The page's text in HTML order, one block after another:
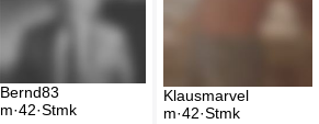
Bernd83
m·42·Stmk
Klausmarvel
m·42·Stmk